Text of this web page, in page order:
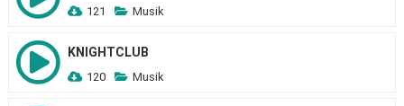
121 Musik
KNIGHTCLUB
120 Musik